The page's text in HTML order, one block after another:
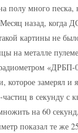
полу много песка,
назад, когда
картины не
на металле
«ДРБП-
которое замерял и
в секунду с
на 60
показал те же